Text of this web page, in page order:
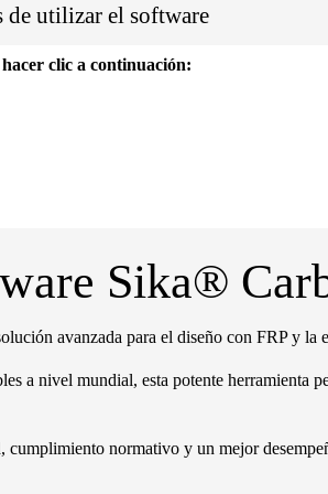
de utilizar el software
clic a continuación:
Sika®
avanzada para el diseño con FRP y la
a nivel mundial, esta potente herramienta
normativo y un mejor